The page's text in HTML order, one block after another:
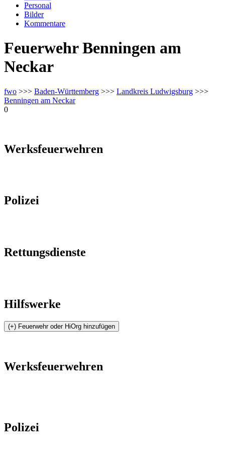
Personal
Bilder
Kommentare
Feuerwehr Benningen am
Neckar
fwo >>> Baden-Württemberg >>> Landkreis Ludwigsburg >>>
Benningen am Neckar
0
Werksfeuerwehren
Polizei
Rettungsdienste
Hilfswerke
Werksfeuerwehren
Polizei